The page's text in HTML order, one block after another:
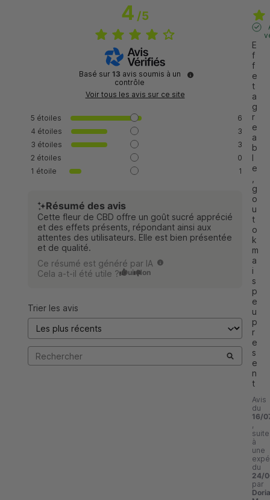
4/5
Basé sur 13 avis soumis à un
contrôle
Voir tous les avis sur ce site
5 étoiles
6
4 étoiles
3
3 étoiles
3
2 étoiles
0
1 étoile 1
Résumé des avis
Cette fleur de CBD offre un goût sucré apprécié
et des effets présents, répondant ainsi aux
attentes des utilisateurs. Elle est bien présentée
et de qualité.
Ce résumé est généré par IA
Cela a-t-il été utile ? Oui Non
Trier les avis
E
f
f
e
t
a
g
r
e
a
b
l
e
g
o
u
t
o
k
m
a
i
s
p
e
u
p
r
e
s
e
n
t
Avis
du
16/
,
suite
à
une
du
24/
par